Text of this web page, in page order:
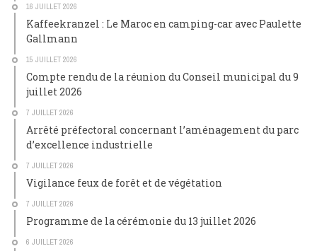
16 JUILLET 2026
Kaffeekranzel : Le Maroc en camping-car avec Paulette
Gallmann
15 JUILLET 2026
Compte rendu de la réunion du Conseil municipal du 9
juillet 2026
7 JUILLET 2026
Arrêté préfectoral concernant l’aménagement du parc
d’excellence industrielle
7 JUILLET 2026
Vigilance feux de forêt et de végétation
7 JUILLET 2026
Programme de la cérémonie du 13 juillet 2026
6 JUILLET 2026